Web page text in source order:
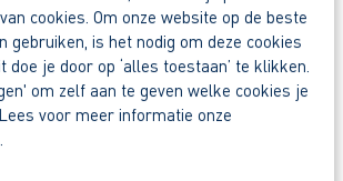
cookies. Om onze website op de beste
gebruiken, is het nodig om deze cookies
doe je door op ‘alles toestaan’ te klikken.
om zelf aan te geven welke cookies je
voor meer informatie onze
.
deze vacature Chauffeur
via AB Vakwerk?
een vast contract.